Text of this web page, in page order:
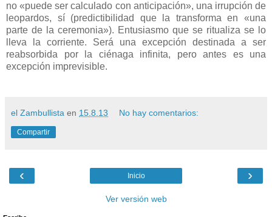
no «puede ser calculado con anticipación», una irrupción de
leopardos, sí (predictibilidad que la transforma en «una
parte de la ceremonia»). Entusiasmo que se ritualiza se lo
lleva la corriente. Será una excepción destinada a ser
reabsorbida por la ciénaga infinita, pero antes es una
excepción imprevisible.
el Zambullista en 15.8.13 No hay comentarios:
Compartir
‹ ›
Inicio
Ver versión web